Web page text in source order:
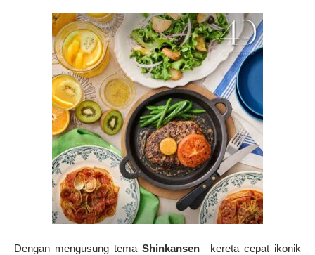
Dengan mengusung tema Shinkansen—kereta cepat ikonik